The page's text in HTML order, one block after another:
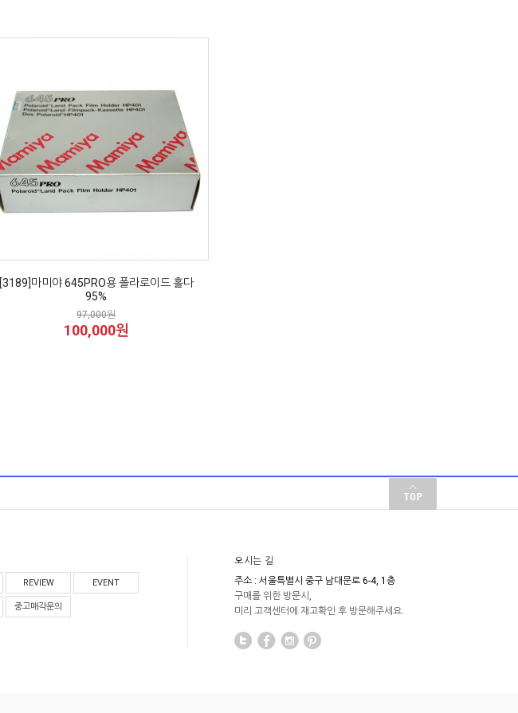
[3189]마미야 645PRO용 폴라로이드 홀다
95%
97,000원
100,000원
REVIEW EVENT
중고매각문의
오시는 길
주소 : 서울특별시 중구 남대문로 6-4, 1층
구매를 위한 방문시,
미리 고객센터에 재고확인 후 방문해주세요.